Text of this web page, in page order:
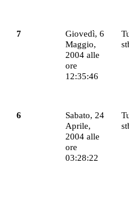
7
Giovedì, 6
Maggio,
2004 alle
ore
12:35:46
6
Sabato, 24
Aprile,
2004 alle
ore
03:28:22